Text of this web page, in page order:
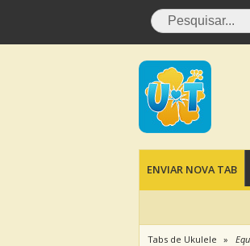
ENVIAR NOVA TAB
Tabs de Ukulele